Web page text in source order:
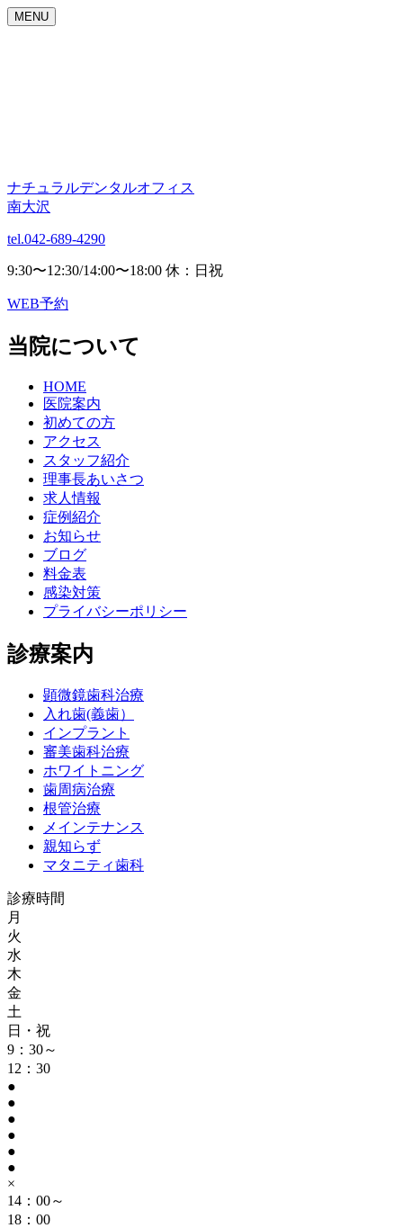
MENU
ナチュラルデンタルオフィス
南大沢
tel.042-689-4290
9:30〜12:30/14:00〜18:00 休：日祝
WEB予約
当院について
HOME
医院案内
初めての方
アクセス
スタッフ紹介
理事長あいさつ
求人情報
症例紹介
お知らせ
ブログ
料金表
感染対策
プライバシーポリシー
診療案内
顕微鏡歯科治療
入れ歯(義歯）
インプラント
審美歯科治療
ホワイトニング
歯周病治療
根管治療
メインテナンス
親知らず
マタニティ歯科
診療時間
月
火
水
木
金
土
日・祝
9：30～
12：30
●
●
●
●
●
●
×
14：00～
18：00